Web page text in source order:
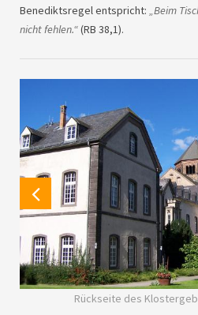
Benediktsregel entspricht: „Beim
nicht fehlen.“(RB 38,1).
Rückseite des